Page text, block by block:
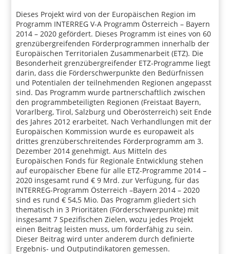
Dieses Projekt wird von der Europäischen Region im
Programm INTERREG V-A Programm Österreich – Bayern
2014 – 2020 gefördert. Dieses Programm ist eines von 60
grenzübergreifenden Förderprogrammen innerhalb der
Europäischen Territorialen Zusammenarbeit (ETZ). Die
Besonderheit grenzübergreifender ETZ-Programme liegt
darin, dass die Förderschwerpunkte den Bedürfnissen
und Potentialen der teilnehmenden Regionen angepasst
sind. Das Programm wurde partnerschaftlich zwischen
den programmbeteiligten Regionen (Freistaat Bayern,
Vorarlberg, Tirol, Salzburg und Oberösterreich) seit Ende
des Jahres 2012 erarbeitet. Nach Verhandlungen mit der
Europäischen Kommission wurde es europaweit als
drittes grenzüberschreitendes Förderprogramm am 3.
Dezember 2014 genehmigt. Aus Mitteln des
Europäischen Fonds für Regionale Entwicklung stehen
auf europäischer Ebene für alle ETZ-Programme 2014 –
2020 insgesamt rund € 9 Mrd. zur Verfügung, für das
INTERREG-Programm Österreich –Bayern 2014 – 2020
sind es rund € 54,5 Mio. Das Programm gliedert sich
thematisch in 3 Prioritäten (Förderschwerpunkte) mit
insgesamt 7 Spezifischen Zielen, wozu jedes Projekt
einen Beitrag leisten muss, um förderfähig zu sein.
Dieser Beitrag wird unter anderem durch definierte
Ergebnis- und Outputindikatoren gemessen.